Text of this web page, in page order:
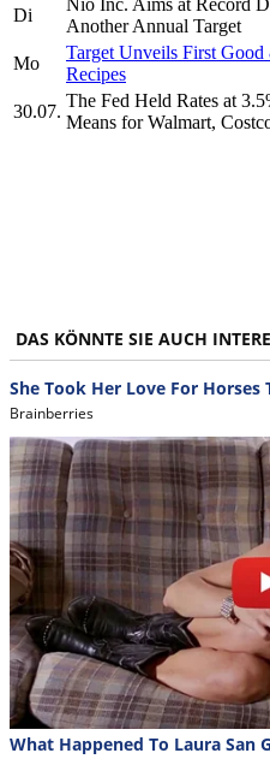
Di
Another Annual Target
Mo
Target Unveils First
Recipes
30.07.
The Fed Held Rates at
Means for Walmart,